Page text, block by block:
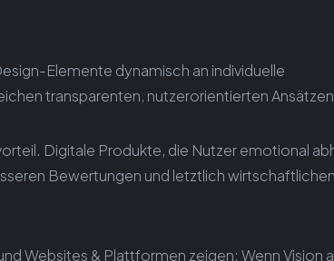
Elemente dynamisch an individuelle
transparenten, nutzerorientierten
Digitale Produkte, die Nutzer emotional
Bewertungen und letztlich
Websites & Plattformen zeigen: Wenn Vision